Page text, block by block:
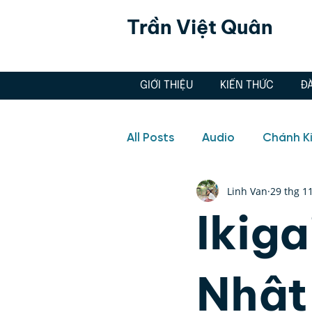
Trần Việt Quân
GIỚI THIỆU KIẾN THỨC
All Posts Audio Chánh
Hôn nhân, Tình yêu
Doanh nghiệp Hôn
Quản lý cảm xúc, Thiền,
Linh Van 29 thg